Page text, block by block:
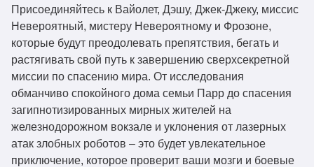
Присоединяйтесь к Вайолет, Дэшу, Джек-Джеку, миссис
Невероятный, мистеру Невероятному и Фрозоне,
которые будут преодолевать препятствия, бегать и
растягивать свой путь к завершению сверхсекретной
миссии по спасению мира. От исследования
обманчиво спокойного дома семьи Парр до спасения
загипнотизированных мирных жителей на
железнодорожном вокзале и уклонения от лазерных
атак злобных роботов – это будет увлекательное
приключение, которое проверит ваши мозги и боевые